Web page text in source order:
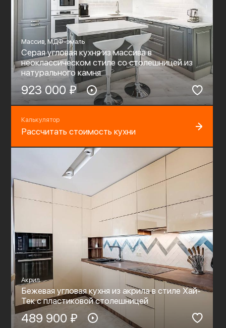
Массив, МДФ-эмаль
Серая угловая кухня из массива в
неоклассическом стиле со столешницей из
натурального камня
923 000 ₽
Калькулятор
Рассчитать стоимость кухни
Акрил
Бежевая угловая кухня из акрила в стиле Хай-
Тек с пластиковой столешницей
489 900 ₽